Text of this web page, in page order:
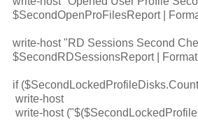
$SecondOpenProFilesReport |
write-host "RD Sessions Second
$SecondRDSessionsReport |
if
write-host
write-host